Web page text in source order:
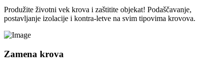
Produžite životni vek krova i zaštitite objekat! Podaščavanje,
postavljanje izolacije i kontra-letve na svim tipovima krovova.
Zamena krova